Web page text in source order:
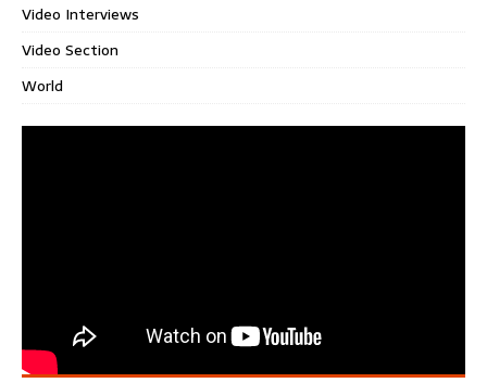
Video Interviews
Video Section
World